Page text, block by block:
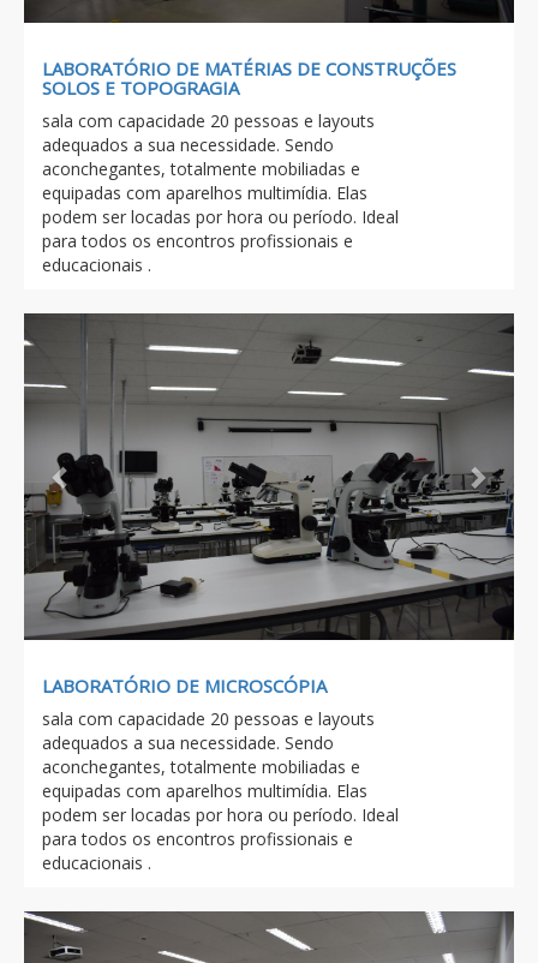
LABORATÓRIO DE MATÉRIAS DE CONSTRUÇÕES
SOLOS E TOPOGRAGIA
sala com capacidade 20 pessoas e layouts
adequados a sua necessidade. Sendo
aconchegantes, totalmente mobiliadas e
equipadas com aparelhos multimídia. Elas
podem ser locadas por hora ou período. Ideal
para todos os encontros profissionais e
educacionais .
Next
LABORATÓRIO DE MICROSCÓPIA
sala com capacidade 20 pessoas e layouts
adequados a sua necessidade. Sendo
aconchegantes, totalmente mobiliadas e
equipadas com aparelhos multimídia. Elas
podem ser locadas por hora ou período. Ideal
para todos os encontros profissionais e
educacionais .
Previous Next